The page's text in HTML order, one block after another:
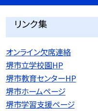
リンク集
オンライン欠席連絡
堺市立学校園HP
堺市教育センターHP
堺市ホームページ
堺市学習支援ページ